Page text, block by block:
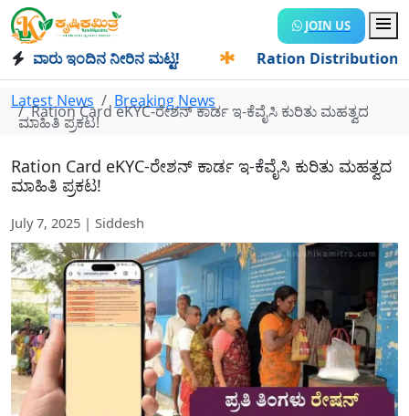
JOIN US
ಇಂದಿನ ನೀರಿನ ಮಟ್ಟ! ✱ Ration Distribution-
Latest News Breaking News
Ration Card eKYC-ರೇಶನ್ ಕಾರ್ಡ ಇ-ಕೆವೈಸಿ ಕುರಿತು ಮಹತ್ವದ
ಮಾಹಿತಿ ಪ್ರಕಟ!
Ration Card eKYC-ರೇಶನ್ ಕಾರ್ಡ ಇ-ಕೆವೈಸಿ ಕುರಿತು ಮಹತ್ವದ
ಮಾಹಿತಿ ಪ್ರಕಟ!
July 7, 2025 | Siddesh